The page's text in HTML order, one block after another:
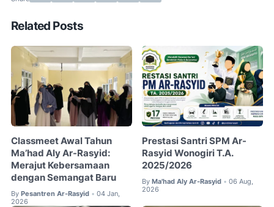
Related Posts
Classmeet Awal Tahun
Ma’had Aly Ar-Rasyid:
Merajut Kebersamaan
dengan Semangat Baru
By Pesantren Ar-Rasyid • 04 Jan,
2026
Prestasi Santri SPM Ar-
Rasyid Wonogiri T.A.
2025/2026
By Ma'had Aly Ar-Rasyid • 06 Aug,
2026